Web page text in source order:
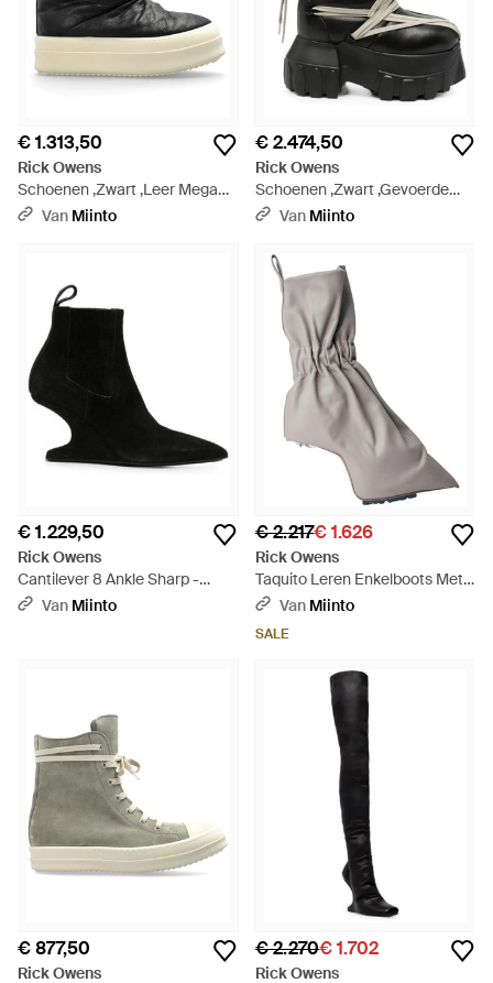
€ 1.313,50
Rick Owens
Schoenen ,Zwart ,Leer Mega
Bumper Lunar - Zwart
Van Miinto
€ 2.474,50
Rick Owens
Schoenen ,Zwart ,Gevoerde
Platform Laarzen - Zwart
Van Miinto
€ 1.229,50
Rick Owens
Cantilever 8 Ankle Sharp -
Zwart
Van Miinto
€ 2.217€ 1.626
Rick Owens
Taquito Leren Enkelboots Met
Plooi - Grijs
Van Miinto
SALE
€ 877,50
Rick Owens
€ 2.270€ 1.702
Rick Owens